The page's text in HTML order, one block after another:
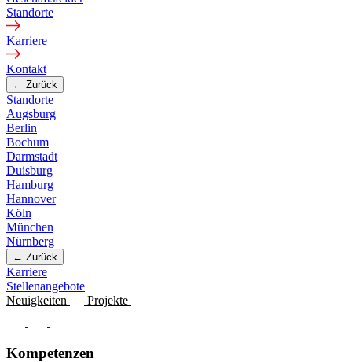
Standorte
Karriere
Kontakt
← Zurück
Standorte
Augsburg
Berlin
Bochum
Darmstadt
Duisburg
Hamburg
Hannover
Köln
München
Nürnberg
← Zurück
Karriere
Stellenangebote
Neuigkeiten
Projekte
Kompetenzen